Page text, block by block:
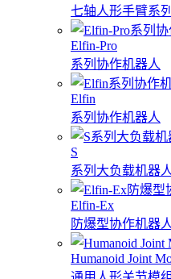
七轴人形手臂系列
Elfin-Pro
系列协作机器人
Elfin
系列协作机器人
S
系列大负载机器人
Elfin-Ex
防爆型协作机器人
Humanoid Joint